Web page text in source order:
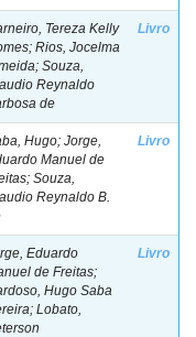
Tereza Kelly
Rios, Jocelma
Souza,
Reynaldo
de
Livro
Hugo; Jorge,
Manuel de
Souza,
Reynaldo B.
Livro
Eduardo
de Freitas;
Hugo Saba
Lobato,
Livro